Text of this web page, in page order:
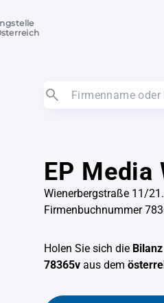
EP Media
Wienerbergstraße 11/
Firmenbuchnummer
Holen Sie sich die Bilanz
78365v aus dem